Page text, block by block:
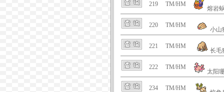
219 TM/HM
熔岩
220 TM/HM
小山
221 TM/HM
长毛
222 TM/HM
太阳
234 TM/HM